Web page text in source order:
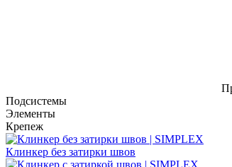
Подсистемы
Элементы
Крепеж
Клинкер без затирки швов